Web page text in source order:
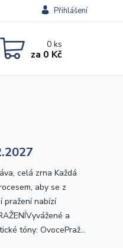
Přihlášení
0ks
za 0 Kč
celá zrna Každá
aby se z
pražení nabízí
a
tóny: OvocePraž...